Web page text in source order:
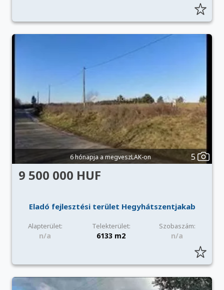
6 hónapja a megveszLAK-on 5
9 500 000 HUF
Eladó fejlesztési terület Hegyhátszentjakab
Alapterület: Telekterület: Szobaszám:
n/a 6133 m2 n/a